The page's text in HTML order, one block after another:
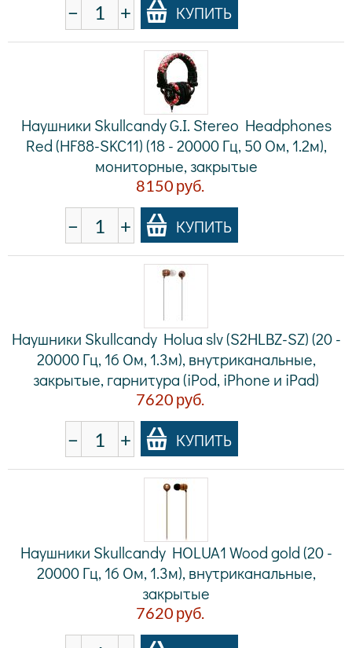
− + КУПИТЬ
Наушники Skullcandy G.I. Stereo Headphones
Red (HF88-SKC11) (18 - 20000 Гц, 50 Ом, 1.2м),
мониторные, закрытые
8150 руб.
− + КУПИТЬ
Наушники Skullcandy Holua slv (S2HLBZ-SZ) (20 -
20000 Гц, 16 Ом, 1.3м), внутриканальные,
закрытые, гарнитура (iPod, iPhone и iPad)
7620 руб.
− + КУПИТЬ
Наушники Skullcandy HOLUA1 Wood gold (20 -
20000 Гц, 16 Ом, 1.3м), внутриканальные,
закрытые
7620 руб.